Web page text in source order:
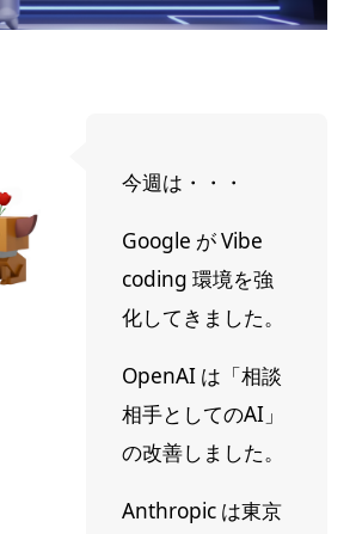
今週は・・・
Google が Vibe
coding 環境を強
化してきました。
OpenAI は「相談
相手としてのAI」
の改善しました。
Anthropic は東京